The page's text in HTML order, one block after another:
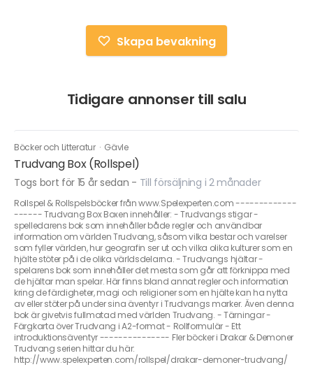
Skapa bevakning
Tidigare annonser till salu
Böcker och Litteratur · Gävle
Trudvang Box (Rollspel)
Togs bort för 15 år sedan - Till försäljning i 2 månader
Rollspel & Rollspelsböcker från www.Spelexperten.com -------------
------ Trudvang Box Boxen innehåller: - Trudvangs stigar -
spelledarens bok som innehåller både regler och användbar
information om världen Trudvang, såsom vilka bestar och varelser
som fyller världen, hur geografin ser ut och vilka olika kulturer som en
hjälte stöter på i de olika världsdelarna. - Trudvangs hjältar -
spelarens bok som innehåller det mesta som går att förknippa med
de hjältar man spelar. Här finns bland annat regler och information
kring de färdigheter, magi och religioner som en hjälte kan ha nytta
av eller stöter på under sina äventyr i Trudvangs marker. Även denna
bok är givetvis fullmatad med världen Trudvang. - Tärningar -
Färgkarta över Trudvang i A2-format - Rollformulär - Ett
introduktionsäventyr --------------- Fler böcker i Drakar & Demoner
Trudvang serien hittar du här:
http://www.spelexperten.com/rollspel/drakar-demoner-trudvang/